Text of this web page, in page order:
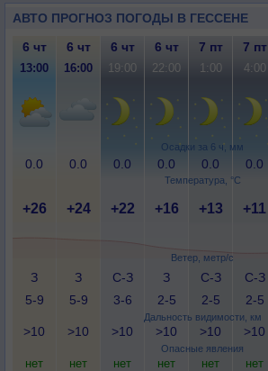
АВТО ПРОГНОЗ ПОГОДЫ В ГЕССЕНЕ
Осадки за 6 ч, мм
Температура, °C
Ветер, метр/с
Дальность видимости, км
Опасные явления
6 чт 6 чт 6 чт 6 чт 7 пт 7 пт
13:00 16:00 19:00 22:00 1:00 4:00
0.0 0.0 0.0 0.0 0.0 0.0
+26 +24 +22 +16 +13 +11
З
5-9
З
5-9
С-З
3-6
З
2-5
С-З
2-5
С-З
2-5
>10 >10 >10 >10 >10 >10
нет нет нет нет нет нет